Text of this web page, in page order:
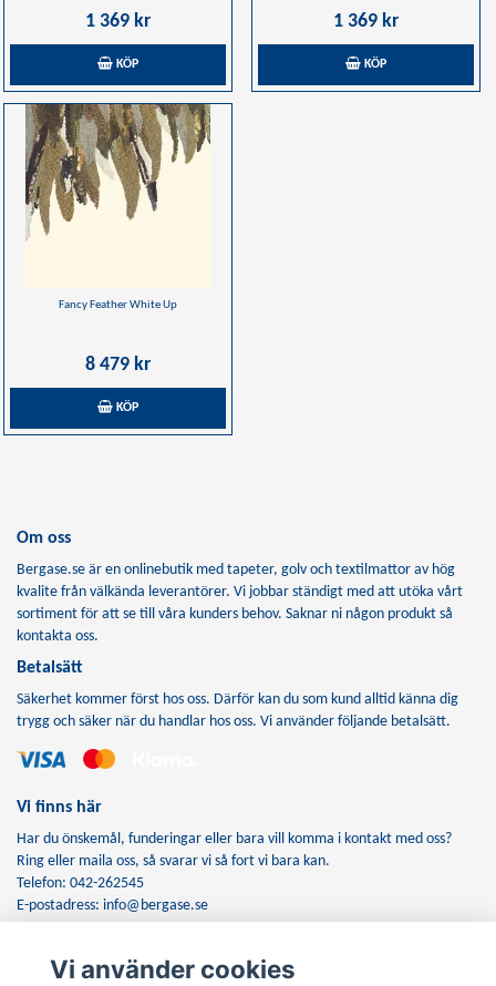
1 369 kr
KÖP
1 369 kr
KÖP
Fancy Feather White Up
8 479 kr
KÖP
Om oss
Bergase.se är en onlinebutik med tapeter, golv och textilmattor av hög
kvalite från välkända leverantörer. Vi jobbar ständigt med att utöka vårt
sortiment för att se till våra kunders behov. Saknar ni någon produkt så
kontakta oss.
Betalsätt
Säkerhet kommer först hos oss. Därför kan du som kund alltid känna dig
trygg och säker när du handlar hos oss. Vi använder följande betalsätt.
Vi finns här
Har du önskemål, funderingar eller bara vill komma i kontakt med oss?
Ring eller maila oss, så svarar vi så fort vi bara kan.
Telefon: 042-262545
E-postadress: info@bergase.se
Anmäl dig till vårt nyhetsbrev
Vi använder cookies